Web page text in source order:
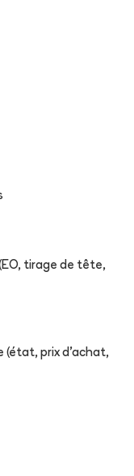
tirage de tête,
(état, prix d'achat,